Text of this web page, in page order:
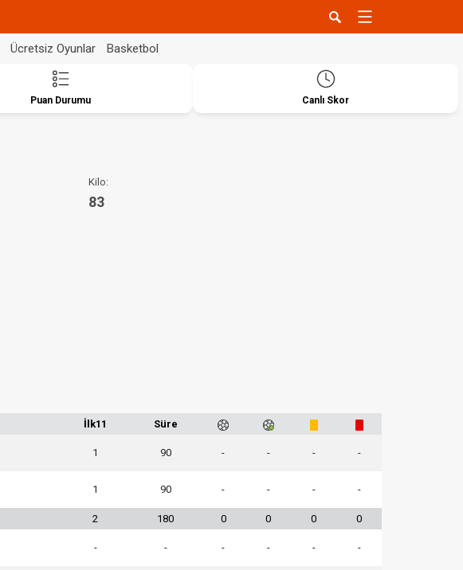
Ücretsiz Oyunlar Basketbol
Puan Durumu Canlı Skor
Kilo:
83
İlk11 Süre
1 90 - - - -
1 90 - - - -
2 180 0 0 0 0
- - - - - -